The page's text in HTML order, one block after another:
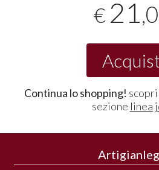
€ 21
Continua lo shopping!
sezione linea